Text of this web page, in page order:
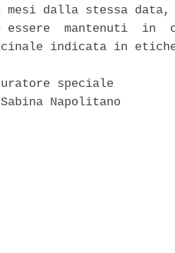
dalla stessa data,
essere  mantenuti  in
indicata in
speciale
Napolitano